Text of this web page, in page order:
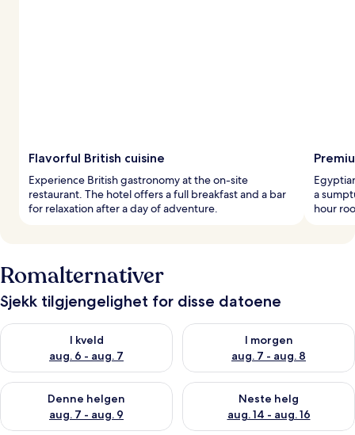
Flavorful British cuisine
Experience British gastronomy at the on-site
restaurant. The hotel offers a full breakfast and a bar
for relaxation after a day of adventure.
a
hour
Romalternativer
Sjekk tilgjengelighet for disse datoene
I kveld
aug. 6 - aug. 7
Sjekk tilgjengelighet for i kveld, aug. 6 - aug. 7
I morgen
aug. 7 - aug. 8
Sjekk tilgjengelighet for i
Denne helgen
aug. 7 - aug. 9
Sjekk tilgjengelighet for denne helgen, aug. 7 - aug. 9
Neste helg
aug. 14 - aug. 16
Sjekk tilgjengelighet for neste